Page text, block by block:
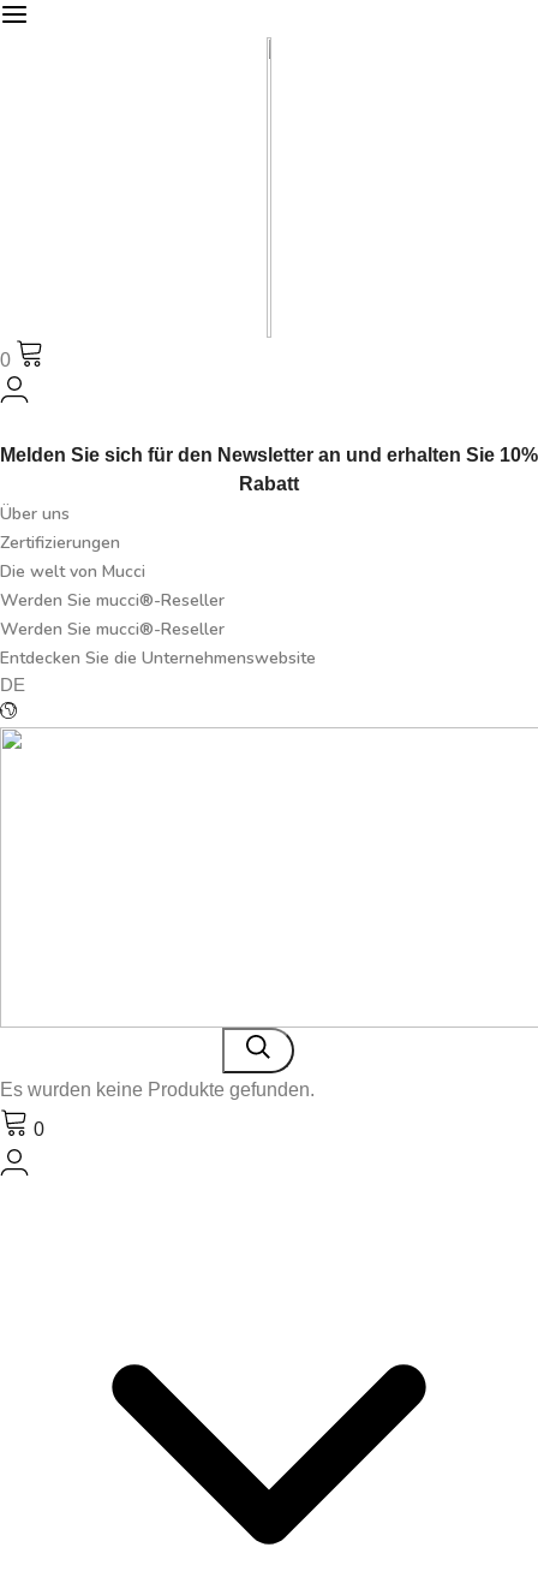
0
Melden Sie sich für den Newsletter an und erhalten Sie 10%
Rabatt
Über uns
Zertifizierungen
Die welt von Mucci
Werden Sie mucci®-Reseller
Werden Sie mucci®-Reseller
Entdecken Sie die Unternehmenswebsite
DE
Es wurden keine Produkte gefunden.
0